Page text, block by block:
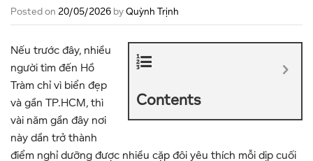
Posted on 20/05/2026 byQuỳnh Trịnh
Contents
Nếu trước đây, nhiều
người tìm đến Hồ
Tràm chỉ vì biển đẹp
và gần TP.HCM, thì
vài năm gần đây nơi
này dần trở thành
điểm nghỉ dưỡng được nhiều cặp đôi yêu thích mỗi dịp cuối